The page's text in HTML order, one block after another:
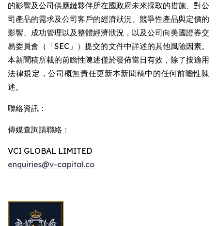
的影響及公司供應鏈夥伴所在國政府未來採取的措施、對公
司產品的需求及公司客戶的經濟狀況、競爭性產品與定價的
影響、成功管理以及整體經濟狀況，以及公司向美國證券交
易委員會（「SEC」）提交的文件中詳述的其他風險因素。
本新聞稿所載的前瞻性陳述僅於發佈當日有效，除了按適用
法律規定，公司概無責任更新本新聞稿中的任何前瞻性陳
述。
聯絡資訊：
傳媒查詢請聯絡：
VCI GLOBAL LIMITED
enquiries@v-capital.co